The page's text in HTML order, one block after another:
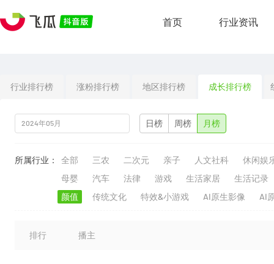
首页 行业资讯
行业排行榜 涨粉排行榜 地区排行榜 成长排行榜
日榜 周榜 月榜
所属行业： 全部 三农 二次元 亲子 人文社科
休闲娱
母婴
汽车 法律 游戏 生活家居
生活记录
颜值
传统文化 特效&小游戏 AI原生影像 AI
排行 播主